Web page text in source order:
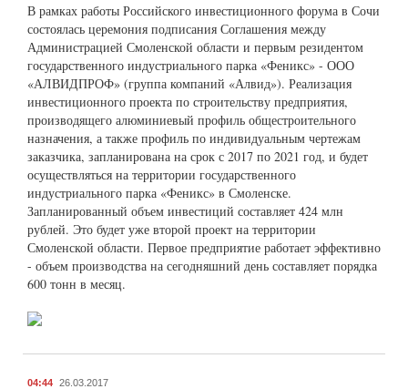
В рамках работы Российского инвестиционного форума в Сочи
состоялась церемония подписания Соглашения между
Администрацией Смоленской области и первым резидентом
государственного индустриального парка «Феникс» - ООО
«АЛВИДПРОФ» (группа компаний «Алвид»). Реализация
инвестиционного проекта по строительству предприятия,
производящего алюминиевый профиль общестроительного
назначения, а также профиль по индивидуальным чертежам
заказчика, запланирована на срок с 2017 по 2021 год, и будет
осуществляться на территории государственного
индустриального парка «Феникс» в Смоленске.
Запланированный объем инвестиций составляет 424 млн
рублей. Это будет уже второй проект на территории
Смоленской области. Первое предприятие работает эффективно
- объем производства на сегодняшний день составляет порядка
600 тонн в месяц.
04:44 26.03.2017